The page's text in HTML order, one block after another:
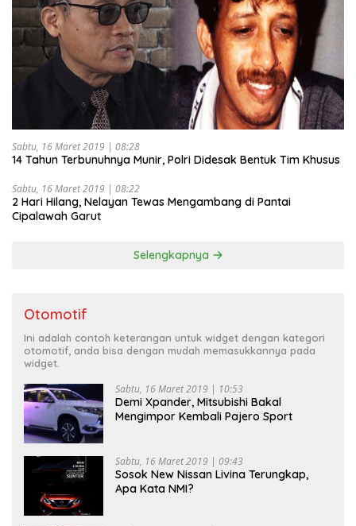
Sabtu, 16 Maret 2019 | 08:28
14 Tahun Terbunuhnya Munir, Polri Didesak Bentuk Tim Khusus
Sabtu, 16 Maret 2019 | 08:22
2 Hari Hilang, Nelayan Tewas Mengambang di Pantai
Cipalawah Garut
Selengkapnya
Otomotif
Ini adalah contoh keterangan untuk widget dengan kategori
otomotif, anda bisa dengan mudah memasukkannya pada
widget.
Sabtu, 16 Maret 2019 | 10:53
Demi Xpander, Mitsubishi Bakal
Mengimpor Kembali Pajero Sport
Sabtu, 16 Maret 2019 | 09:43
Sosok New Nissan Livina Terungkap,
Apa Kata NMI?